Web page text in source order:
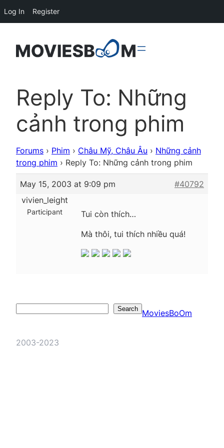
Reply To: Những
cảnh trong phim
Forums › Phim › Châu Mỹ, Châu Âu › Những cảnh
trong phim › Reply To: Những cảnh trong phim
May 15, 2003 at 9:09 pm
#40792
vivien_leight
Participant
Tui còn thích…
Mà thôi, tui thích nhiều quá!
Search MoviesBoOm
2003-2023
Log In Register